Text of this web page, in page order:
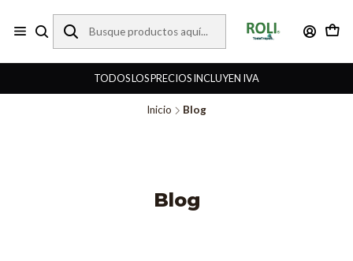
TODOS LOS PRECIOS INCLUYEN IVA
Inicio Blog
Blog